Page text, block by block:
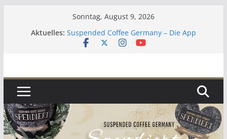
Sonntag, August 9, 2026
Aktuelles: Suspended Coffee Germany – Die App
Lebenszeichen 2023